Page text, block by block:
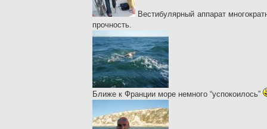
Вестибулярный аппарат
прочность.
Ближе к Франции море немного “успокоилось”